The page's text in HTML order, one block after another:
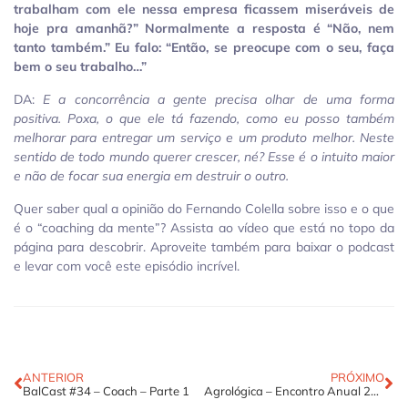
trabalham com ele nessa empresa ficassem miseráveis de
hoje pra amanhã?” Normalmente a resposta é “Não, nem
tanto também.” Eu falo: “Então, se preocupe com o seu, faça
bem o seu trabalho…”
DA:E a concorrência a gente precisa olhar de uma forma
positiva. Poxa, o que ele tá fazendo, como eu posso também
melhorar para entregar um serviço e um produto melhor. Neste
sentido de todo mundo querer crescer, né? Esse é o intuito maior
e não de focar sua energia em destruir o outro.
Quer saber qual a opinião do Fernando Colella sobre isso e o que
é o “coaching da mente”? Assista ao vídeo que está no topo da
página para descobrir. Aproveite também para baixar o podcast
e levar com você este episódio incrível.
ANTERIOR
BalCast #34 – Coach – Parte 1
PRÓXIMO
Agrológica – Encontro Anual 2017